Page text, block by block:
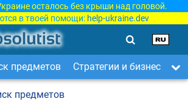
осталось без крыши над головой.
в твоей помощи: help-ukraine.dev
предметов Стратегии и бизнес
предметов